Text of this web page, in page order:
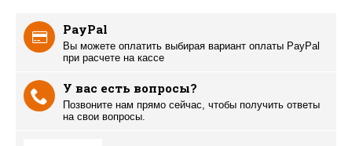
PayPal
Вы можете оплатить выбирая вариант оплаты PayPal
при расчете на кассе
У вас есть вопросы?
Позвоните нам прямо сейчас, чтобы получить ответы
на свои вопросы.